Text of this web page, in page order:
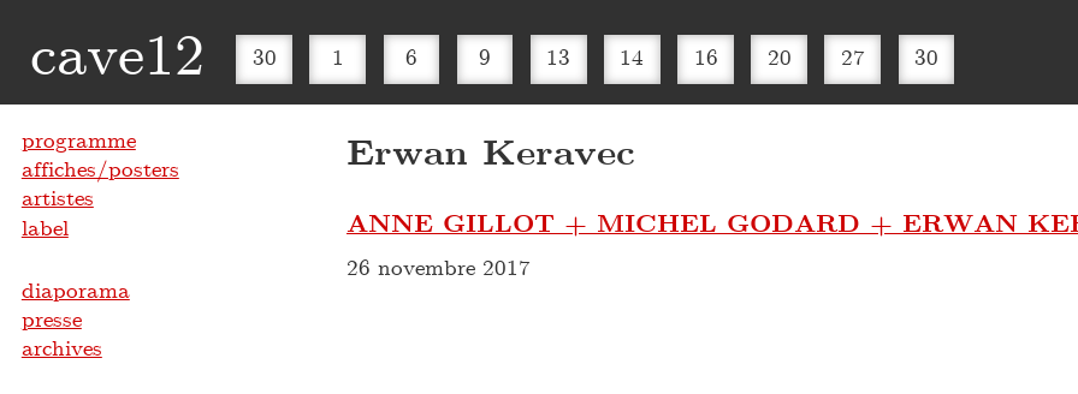
cave12 30 1 6 9 13 14 16 20 27 30
Erwan Keravec
ANNE GILLOT + MICHEL GODARD + ERWAN
26 novembre 2017
programme
affiches/posters
artistes
label
diaporama
presse
archives